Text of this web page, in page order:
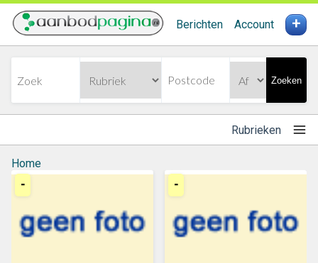
Berichten Account +
Zoeken
Rubrieken
Home
- -